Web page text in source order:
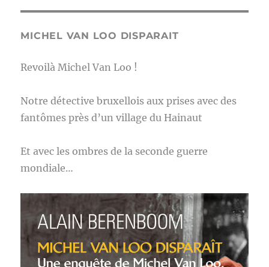
MICHEL VAN LOO DISPARAIT
Revoilà Michel Van Loo !
Notre détective bruxellois aux prises avec des
fantômes près d’un village du Hainaut
Et avec les ombres de la seconde guerre
mondiale…